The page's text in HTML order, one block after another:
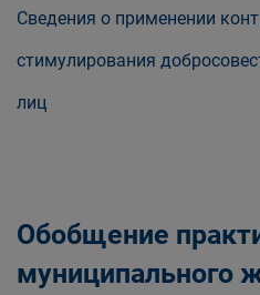
Сведения о применении
стимулирования
лиц
Обобщение
муниципального